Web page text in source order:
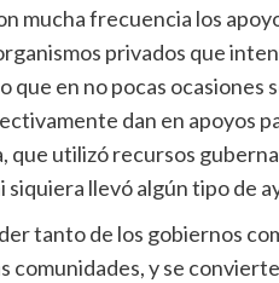
mucha frecuencia los
privados que
que en no pocas ocasiones
dan en apoyos
que utilizó recursos
llevó algún tipo de
tanto de los gobiernos
comunidades, y se